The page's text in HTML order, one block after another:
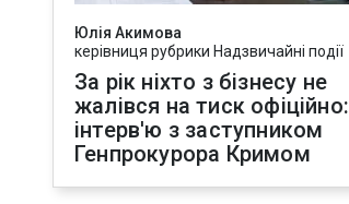
Юлія Акимова
керівниця рубрики Надзвичайні події
За рік ніхто з бізнесу не
жалівся на тиск офіційно:
інтерв'ю з заступником
Генпрокурора Кримом